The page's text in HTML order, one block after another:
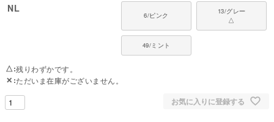
NL
6/ピンク
13/グレー
△
49/ミント
△ 残りわずかです。
✕ ただいま在庫がございません。
お気に入りに登録する